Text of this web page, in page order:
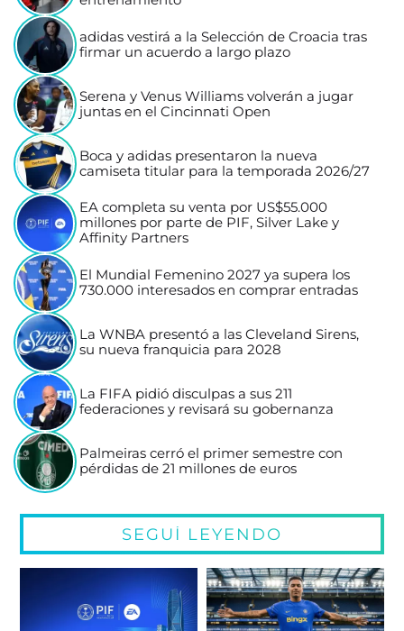
adidas vestirá a la Selección de Croacia tras
firmar un acuerdo a largo plazo
Serena y Venus Williams volverán a jugar
juntas en el Cincinnati Open
Boca y adidas presentaron la nueva
camiseta titular para la temporada 2026/27
EA completa su venta por US$55.000
millones por parte de PIF, Silver Lake y
Affinity Partners
El Mundial Femenino 2027 ya supera los
730.000 interesados en comprar entradas
La WNBA presentó a las Cleveland Sirens,
su nueva franquicia para 2028
La FIFA pidió disculpas a sus 211
federaciones y revisará su gobernanza
Palmeiras cerró el primer semestre con
pérdidas de 21 millones de euros
SEGUÍ LEYENDO